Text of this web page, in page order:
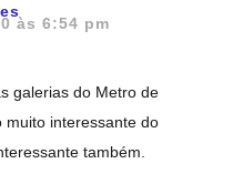
às 6:54 pm
galerias do Metro de
muito interessante do
também.